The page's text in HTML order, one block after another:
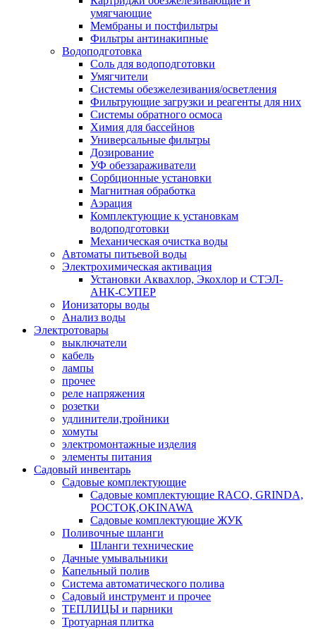
умягчающие
Мембраны и постфильтры
Фильтры антинакипные
Водоподготовка
Соль для водоподготовки
Умягчители
Системы обезжелезивания/осветления
Фильтрующие загрузки и реагенты для них
Системы обратного осмоса
Химия для бассейнов
Универсальные фильтры
Дозирование
УФ обеззараживатели
Сорбционные установки
Магнитная обработка
Аэрация
Комплектующие к установкам
водоподготовки
Механическая очистка воды
Автоматы питьевой воды
Электрохимическая активация
Установки Аквахлор, Экохлор и СТЭЛ-
АНК-СУПЕР
Ионизаторы воды
Анализ воды
Электротовары
выключатели
кабель
лампы
прочее
реле напряжения
розетки
удлинители,тройники
хомуты
электромонтажные изделия
элементы питания
Садовый инвентарь
Садовые комплектующие
Садовые комплектующие RACO, GRINDA,
РОСТОК,OKINAWA
Садовые комплектующие ЖУК
Поливочные шланги
Шланги технические
Дачные умывальники
Капельный полив
Система автоматического полива
Садовый инструмент и прочее
ТЕПЛИЦЫ и парники
Тротуарная плитка